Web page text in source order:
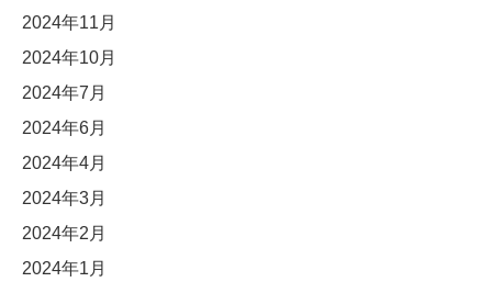
2024年11月
2024年10月
2024年7月
2024年6月
2024年4月
2024年3月
2024年2月
2024年1月